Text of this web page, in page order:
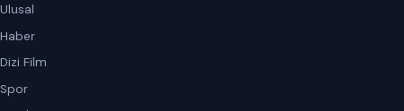
Ulusal
Haber
Dizi Film
Spor